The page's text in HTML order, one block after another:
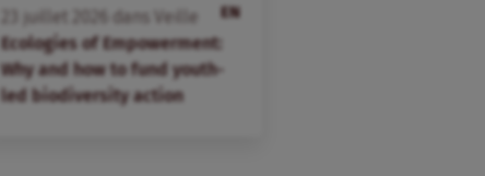
EN
juillet dans
Veille
Ecologies of Empowerment:
Why and how to fund youth-
led biodiversity action